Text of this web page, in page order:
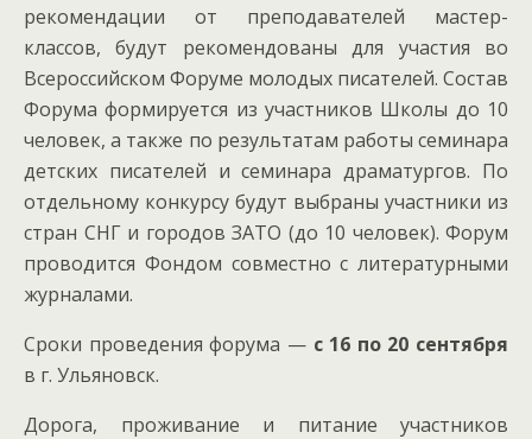
рекомендации от преподавателей мастер-
классов, будут рекомендованы для участия во
Всероссийском Форуме молодых писателей. Состав
Форума формируется из участников Школы до 10
человек, а также по результатам работы семинара
детских писателей и семинара драматургов. По
отдельному конкурсу будут выбраны участники из
стран СНГ и городов ЗАТО (до 10 человек). Форум
проводится Фондом совместно с литературными
журналами.
Сроки проведения форума — с 16 по 20 сентября
в г. Ульяновск.
Дорога, проживание и питание участников